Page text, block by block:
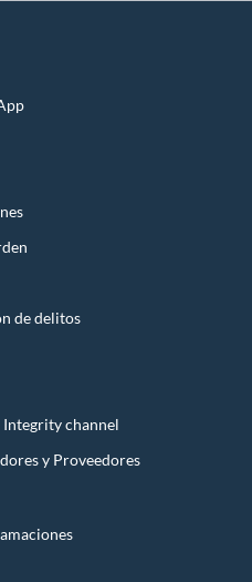
de delitos
channel
y Proveedores